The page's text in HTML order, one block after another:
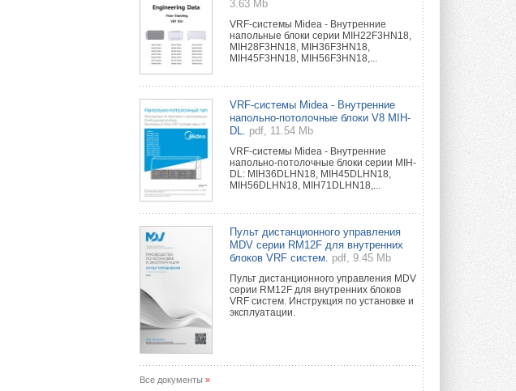
3.63 Mb
VRF-системы Midea - Внутренние
напольные блоки серии MIH22F3HN18,
MIH28F3HN18, MIH36F3HN18,
MIH45F3HN18, MIH56F3HN18,...
VRF-системы Midea - Внутренние
напольно-потолочные блоки V8 MIH-
DL.
pdf, 11.54 Mb
VRF-системы Midea - Внутренние
напольно-потолочные блоки серии MIH-
DL: MIH36DLHN18, MIH45DLHN18,
MIH56DLHN18, MIH71DLHN18,...
Пульт дистанционного управления
MDV серии RM12F для внутренних
блоков VRF систем.
pdf, 9.45 Mb
Пульт дистанционного управления MDV
серии RM12F для внутренних блоков
VRF систем. Инструкция по установке и
эксплуатации.
Все документы »